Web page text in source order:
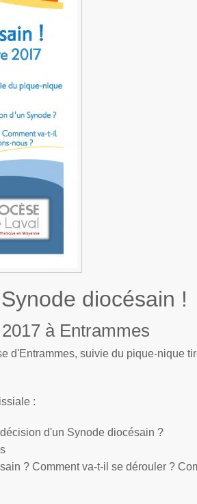
diocésain !
à Entrammes
d'Entrammes, suivie du pique-nique
:
d'un Synode diocésain ?
? Comment va-t-il se dérouler ?